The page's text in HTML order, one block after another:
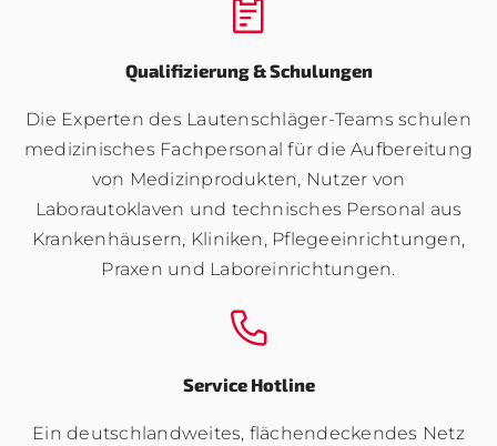
Qualifizierung & Schulungen
Die Experten des Lautenschläger-Teams schulen
medizinisches Fachpersonal für die Aufbereitung
von Medizinprodukten, Nutzer von
Laborautoklaven und technisches Personal aus
Krankenhäusern, Kliniken, Pflegeeinrichtungen,
Praxen und Laboreinrichtungen.
Service Hotline
Ein deutschlandweites, flächendeckendes Netz